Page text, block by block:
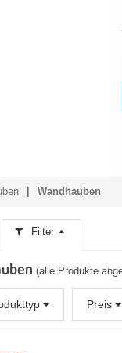
Wandhauben
Filter
(alle Produkte
Preis